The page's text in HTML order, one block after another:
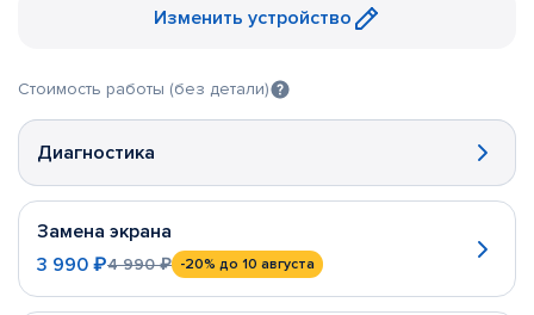
Изменить устройство
Стоимость работы (без детали)
Диагностика
Замена экрана
3 990 ₽4 990 ₽ -20% до 10 августа